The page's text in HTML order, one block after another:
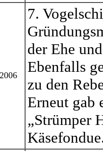
2006
7.
der Ehe
Ebenfalls
zu den
Erneut gab
„Strümper